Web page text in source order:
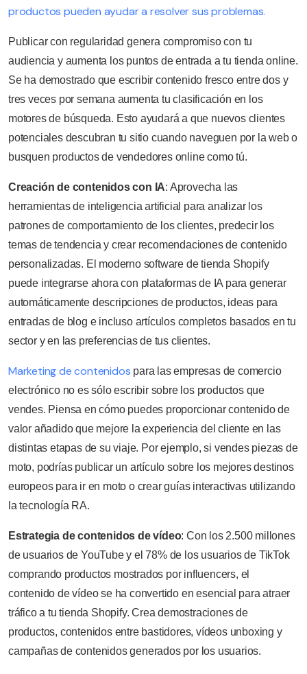
productos pueden ayudar a resolver sus problemas.
Publicar con regularidad genera compromiso con tu
audiencia y aumenta los puntos de entrada a tu tienda online.
Se ha demostrado que escribir contenido fresco entre dos y
tres veces por semana aumenta tu clasificación en los
motores de búsqueda. Esto ayudará a que nuevos clientes
potenciales descubran tu sitio cuando naveguen por la web o
busquen productos de vendedores online como tú.
Creación de contenidos con IA: Aprovecha las
herramientas de inteligencia artificial para analizar los
patrones de comportamiento de los clientes, predecir los
temas de tendencia y crear recomendaciones de contenido
personalizadas. El moderno software de tienda Shopify
puede integrarse ahora con plataformas de IA para generar
automáticamente descripciones de productos, ideas para
entradas de blog e incluso artículos completos basados en tu
sector y en las preferencias de tus clientes.
Marketing de contenidos para las empresas de comercio
electrónico no es sólo escribir sobre los productos que
vendes. Piensa en cómo puedes proporcionar contenido de
valor añadido que mejore la experiencia del cliente en las
distintas etapas de su viaje. Por ejemplo, si vendes piezas de
moto, podrías publicar un artículo sobre los mejores destinos
europeos para ir en moto o crear guías interactivas utilizando
la tecnología RA.
Estrategia de contenidos de vídeo: Con los 2.500 millones
de usuarios de YouTube y el 78% de los usuarios de TikTok
comprando productos mostrados por influencers, el
contenido de vídeo se ha convertido en esencial para atraer
tráfico a tu tienda Shopify. Crea demostraciones de
productos, contenidos entre bastidores, vídeos unboxing y
campañas de contenidos generados por los usuarios.